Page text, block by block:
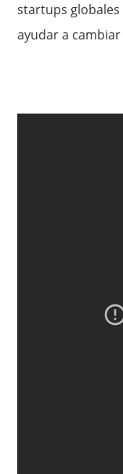
startups
ayudar a